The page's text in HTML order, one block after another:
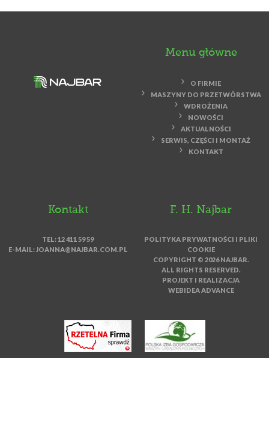
Menu główne
O FIRMIE
MASZYNY DO PRZETWÓRSTWA
WDROŻENIA
NOWOŚCI
AKTUALNOŚCI
SERWIS, CZĘŚCI I MONTAŻ
KONTAKT
Kontakt
TEL: 12 411 59 59
E-MAIL:JOANNA@NAJBAR.COM.PL
F. H. Najbar
POLITYKA PRYWATNOŚCI I PLIKI
COOKIE
COPYRIGHT © 2026 NAJBAR.
ALL RIGHTS RESERVED.
PROJEKT I REALIZACJA
WEBIDEA ADVANCE